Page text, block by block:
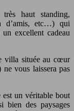
haut standing,
d’amis, etc…) qui
excellent cadeau
villa située au cœur
vous laissera pas
un véritable bout
bien des paysages